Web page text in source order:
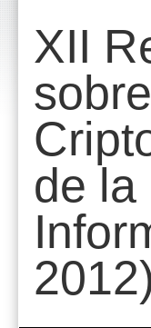
contenido.
Saltar
navegación
Personales
XII
sobre
de la
2012)